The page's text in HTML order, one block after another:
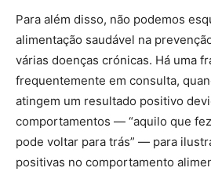
Para além disso, não podemos
alimentação saudável na
várias doenças crónicas. Há uma
frequentemente em consulta,
atingem um resultado positivo
comportamentos — “aquilo que
pode voltar para trás” — para
positivas no comportamento